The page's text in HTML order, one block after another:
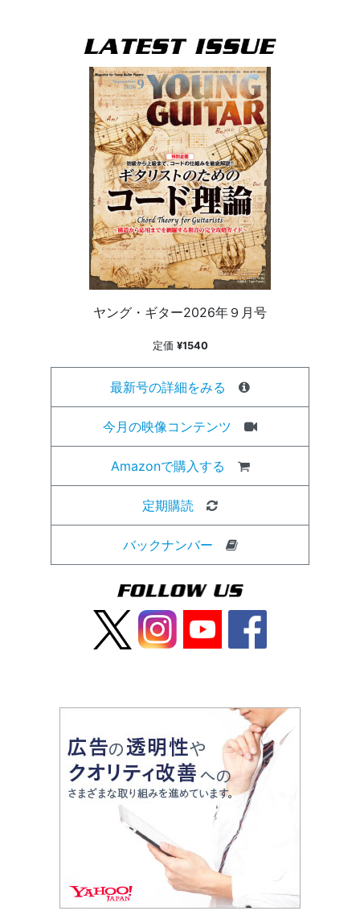
ヤング・ギター2026年９月号
定価 ¥1540
最新号の詳細をみる
今月の映像コンテンツ
Amazonで購入する
定期購読
バックナンバー